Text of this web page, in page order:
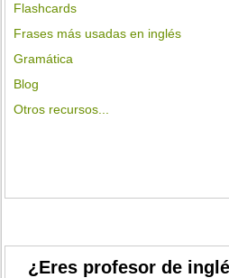
Flashcards
Frases más usadas en inglés
Gramática
Blog
Otros recursos...
¿Eres profesor de